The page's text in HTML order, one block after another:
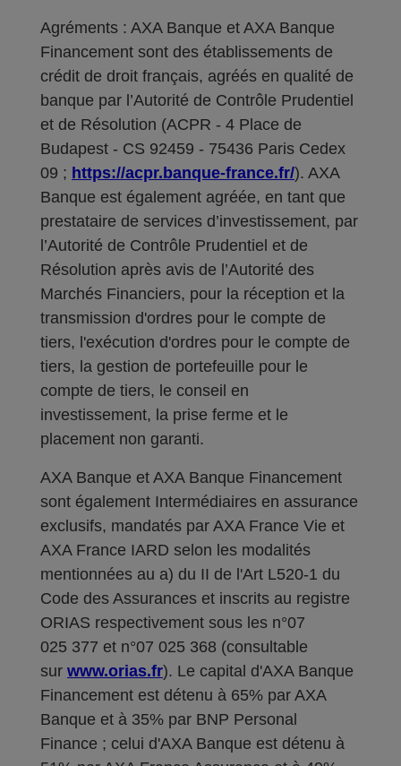
Agréments : AXA Banque et AXA Banque
Financement sont des établissements de
crédit de droit français, agréés en qualité de
banque par l’Autorité de Contrôle Prudentiel
et de Résolution (ACPR - 4 Place de
Budapest - CS 92459 - 75436 Paris Cedex
09 ; https://acpr.banque-france.fr/). AXA
Banque est également agréée, en tant que
prestataire de services d’investissement, par
l’Autorité de Contrôle Prudentiel et de
Résolution après avis de l’Autorité des
Marchés Financiers, pour la réception et la
transmission d'ordres pour le compte de
tiers, l'exécution d'ordres pour le compte de
tiers, la gestion de portefeuille pour le
compte de tiers, le conseil en
investissement, la prise ferme et le
placement non garanti.
AXA Banque et AXA Banque Financement
sont également Intermédiaires en assurance
exclusifs, mandatés par AXA France Vie et
AXA France IARD selon les modalités
mentionnées au a) du II de l'Art L520-1 du
Code des Assurances et inscrits au registre
ORIAS respectivement sous les n°07
025 377 et n°07 025 368 (consultable
sur www.orias.fr). Le capital d'AXA Banque
Financement est détenu à 65% par AXA
Banque et à 35% par BNP Personal
Finance ; celui d'AXA Banque est détenu à